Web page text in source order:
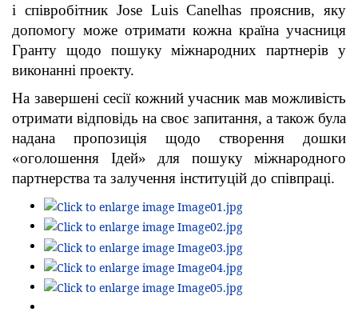
і співробітник Jose Luis Canelhas прояснив, яку
допомогу може отримати кожна країна учасниця
Гранту щодо пошуку міжнародних партнерів у
виконанні проекту.
На завершені сесії кожний учасник мав можливість
отримати відповідь на своє запитання, а також була
надана пропозиція щодо створення дошки
«оголошення Ідей» для пошуку міжнародного
партнерства та залучення інституцій до співпраці.